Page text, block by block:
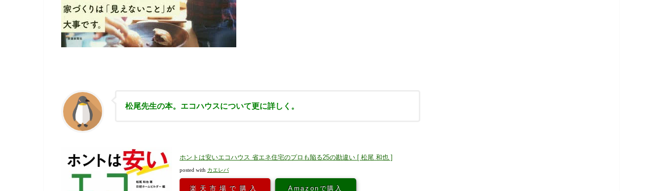
松尾先生の本。エコハウスについて更に詳しく。
ホントは安いエコハウス 省エネ住宅のプロも陥る25の勘違い [ 松尾 和也 ]
posted with カエレバ
楽天市場で購入 Amazonで購入